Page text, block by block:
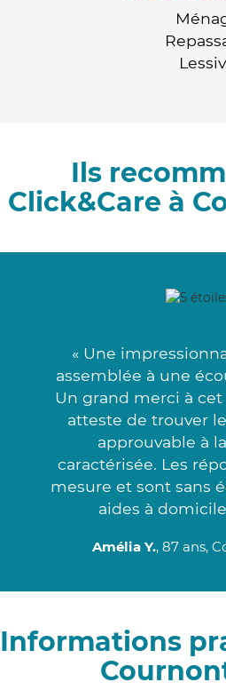
Ils
Click&Care à
« Une
assemblée à une
Un grand merci à
atteste de trouver
approuvable à
caractérisée. Les
mesure et sont sans
aides à
Amélia Y., 87 ans,
Informations